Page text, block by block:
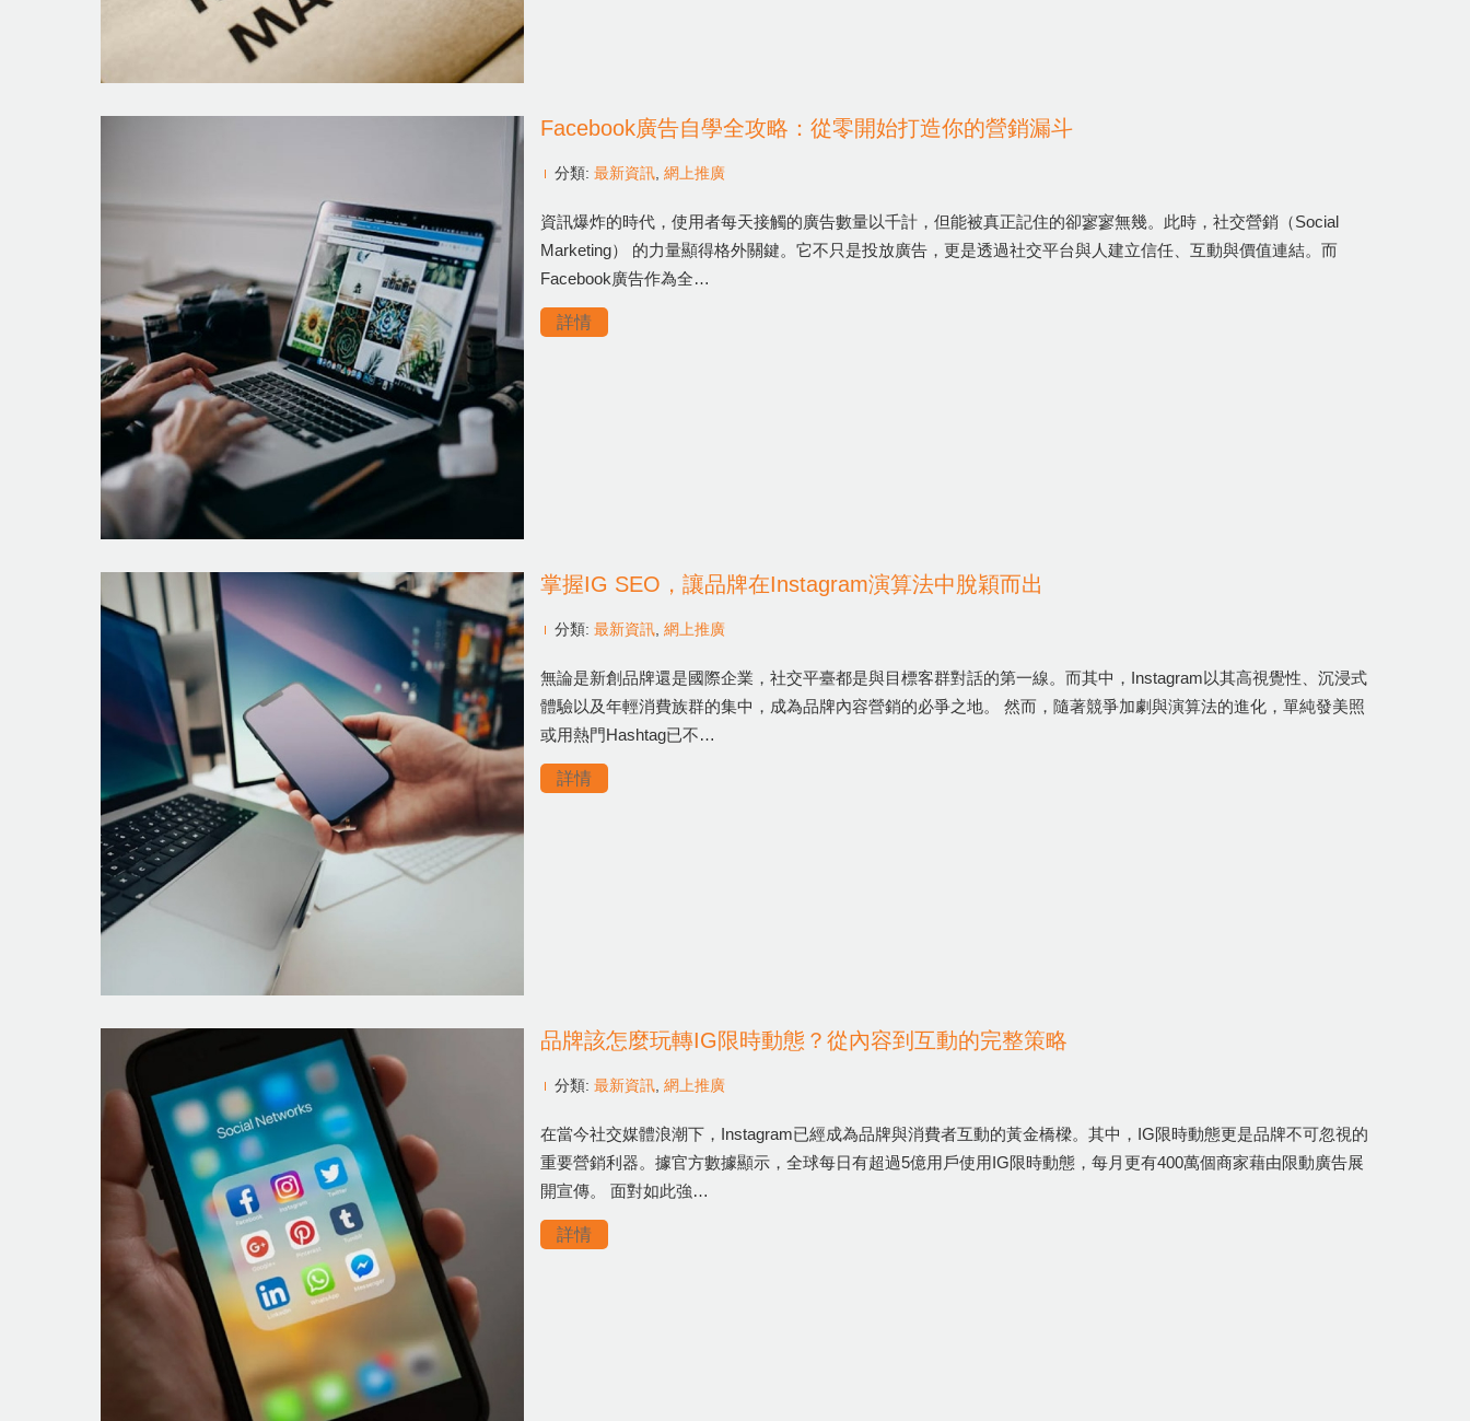
Facebook廣告自學全攻略：從零開始打造你的營銷漏斗
分類: 最新資訊, 網上推廣
資訊爆炸的時代，使用者每天接觸的廣告數量以千計，但能被真正記住的卻寥寥無幾。此時，社交營銷（Social
Marketing） 的力量顯得格外關鍵。它不只是投放廣告，更是透過社交平台與人建立信任、互動與價值連結。而
Facebook廣告作為全…
詳情
掌握IG SEO，讓品牌在Instagram演算法中脫穎而出
分類: 最新資訊, 網上推廣
無論是新創品牌還是國際企業，社交平臺都是與目標客群對話的第一線。而其中，Instagram以其高視覺性、沉浸式
體驗以及年輕消費族群的集中，成為品牌內容營銷的必爭之地。 然而，隨著競爭加劇與演算法的進化，單純發美照
或用熱門Hashtag已不…
詳情
品牌該怎麼玩轉IG限時動態？從內容到互動的完整策略
分類: 最新資訊, 網上推廣
在當今社交媒體浪潮下，Instagram已經成為品牌與消費者互動的黃金橋樑。其中，IG限時動態更是品牌不可忽視的
重要營銷利器。據官方數據顯示，全球每日有超過5億用戶使用IG限時動態，每月更有400萬個商家藉由限動廣告展
開宣傳。 面對如此強…
詳情